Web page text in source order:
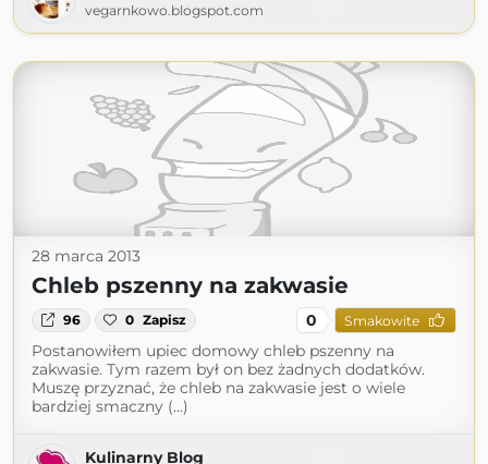
vegarnkowo.blogspot.com
28 marca 2013
Chleb pszenny na zakwasie
96 0 Zapisz 0 Smakowite
Postanowiłem upiec domowy chleb pszenny na
zakwasie. Tym razem był on bez żadnych dodatków.
Muszę przyznać, że chleb na zakwasie jest o wiele
bardziej smaczny (...)
Kulinarny Blog